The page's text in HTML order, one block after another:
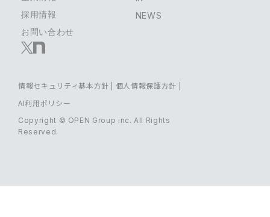
採用情報
NEWS
お問い合わせ
Copyright © OPEN Group inc. All Rights
Reserved.
情報セキュリティ基本方針 | 個人情報保護方針 |
AI利用ポリシー